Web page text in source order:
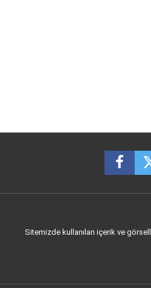
Sitemizde kullanılan içerik ve